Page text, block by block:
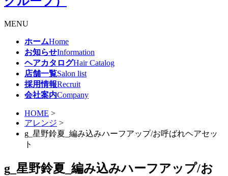
MENU
ホームHome
お知らせInformation
ヘアカタログHair Catalog
店舗一覧Salon list
採用情報Recruit
会社案内Company
HOME >
アレンジ >
g_星野鈴夏_編み込みハーフアップ/お呼ばれヘアセッ
ト
g_星野鈴夏_編み込みハーフアップ/お